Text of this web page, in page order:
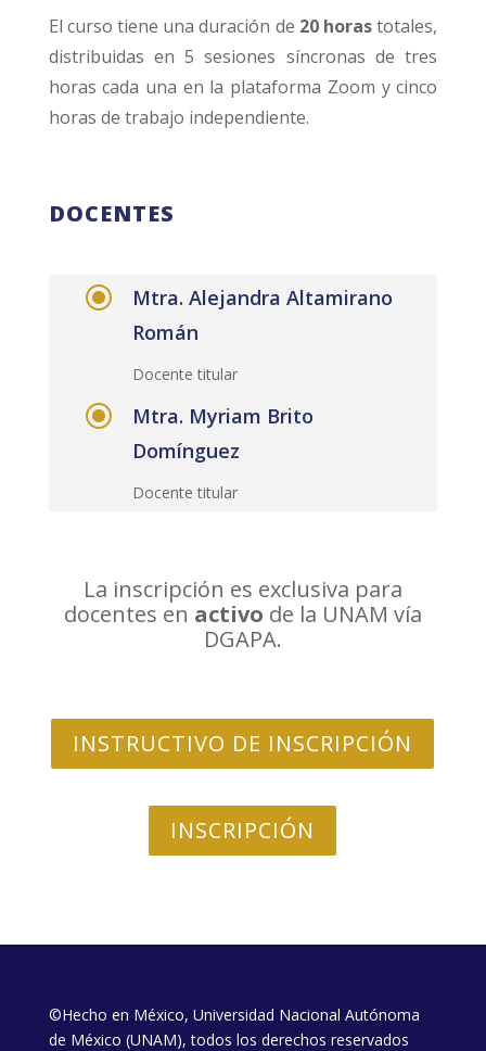
El curso tiene una duración de 20 horastotales,
distribuidas en 5 sesiones síncronas de tres
horas cada una en la plataforma Zoom y cinco
horas de trabajo independiente.
DOCENTES
\
Mtra. Alejandra Altamirano
Román
Docente titular
\
Mtra. Myriam Brito
Domínguez
Docente titular
La inscripción es exclusiva para
docentes en activo de la UNAM vía
DGAPA.
INSTRUCTIVO DE INSCRIPCIÓN
INSCRIPCIÓN
©Hecho en México, Universidad Nacional Autónoma
de México (UNAM), todos los derechos reservados